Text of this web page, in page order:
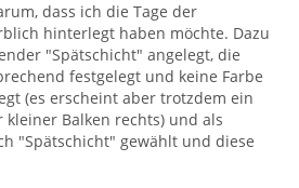
dass ich die Tage der
hinterlegt haben möchte. Dazu
"Spätschicht" angelegt, die
festgelegt und keine Farbe
(es erscheint aber trotzdem ein
Balken rechts) und als
"Spätschicht" gewählt und diese